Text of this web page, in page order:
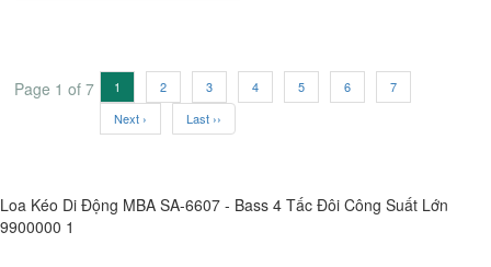
Page 1 of 7 1 2 3 4 5 6
7
Next ›
Last ››
Loa Kéo Di Động MBA SA-6607 - Bass 4 Tấc Đôi Công Suất Lớn
9900000 1